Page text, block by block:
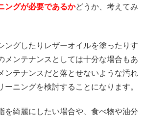
ングが必要であるかどうか、考えてみ
ングしたりレザーオイルを塗ったりす
メンテナンスとしては十分な場合もあ
ンテナンスだと落とせないような汚れ
ーニングを検討することになります。
を綺麗にしたい場合や、食べ物や油分